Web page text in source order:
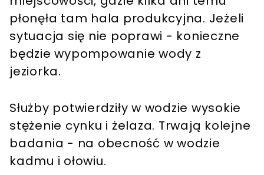
płonęła tam hala produkcyjna. Jeżeli
sytuacja się nie poprawi - konieczne
będzie wypompowanie wody z
jeziorka.
Służby potwierdziły w wodzie wysokie
stężenie cynku i żelaza. Trwają kolejne
badania - na obecność w wodzie
kadmu i ołowiu.